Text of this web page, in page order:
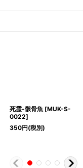
死霊-骸骨魚 [MUK-S-
0022]
350円(税別)